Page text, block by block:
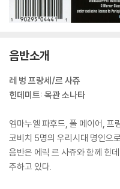
음반소개
레 벙 프랑세/르 사쥬
힌데미트: 목관 소나타
엠마누엘 파후드, 폴 메이어, 프
코비치 5명의 우리시대 명인으
음반은 에릭 르 사쥬와 함께 힌
주하고 있다.